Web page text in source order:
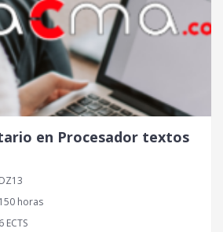
en Procesador textos
DZ13
150 horas
6 ECTS